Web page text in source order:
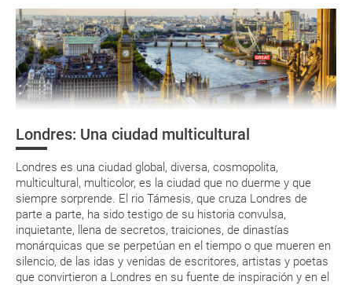
Londres: Una ciudad multicultural
Londres es una ciudad global, diversa, cosmopolita,
multicultural, multicolor, es la ciudad que no duerme y que
siempre sorprende. El rio Támesis, que cruza Londres de
parte a parte, ha sido testigo de su historia convulsa,
inquietante, llena de secretos, traiciones, de dinastías
monárquicas que se perpetúan en el tiempo o que mueren en
silencio, de las idas y venidas de escritores, artistas y poetas
que convirtieron a Londres en su fuente de inspiración y en el
Organiza tu viaje
Documentación y descuentos
¿Cómo llegar?
¿Dónde alojarse?
Asistencia sanitaria
Moneda
La documentación de tu reserva te será enviada por mail en el
momento que el pago de la reserva esté realizado completamente.
Respecto a las tarjetas de embarque, casi todas las compañías aéreas
tienen ya todos sus billetes electrónicos por lo que podrás obtenerlas
in por su web.
a que muchas de ellas exigen la presentación de la tarjeta de embarque
(que deberás realizar a través de su web) para que no te carguen un
suplemento extra en el mismo aeropuerto.
En caso de tener que enviarte la documentación de un paquete
vacacional (Caribe, circuitos, tours...) te enviaremos la documentación
de tu reserva alrededor de 10 días antes de salida, la cual deberás
imprimir y llevar contigo en el viaje.
Esta documentación te será requerida en el mostrador de la compañía